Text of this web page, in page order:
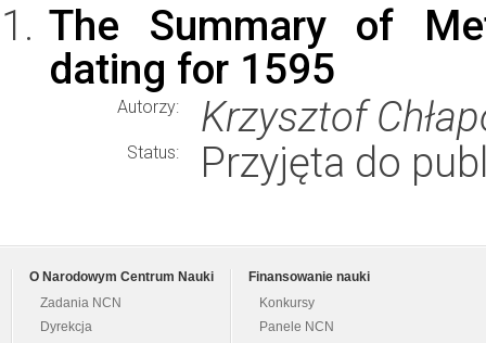
The Summary of
dating for 1595
Autorzy: Krzysztof
Status: Przyjęta do
O Narodowym Centrum Nauki
Zadania NCN
Dyrekcja
Finansowanie nauki
Konkursy
Panele NCN